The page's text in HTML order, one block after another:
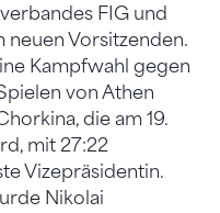
FIG und
neuen Vorsitzenden.
Kampfwahl gegen
von Athen
die am 19.
mit 27:22
Vizepräsidentin.
Nikolai